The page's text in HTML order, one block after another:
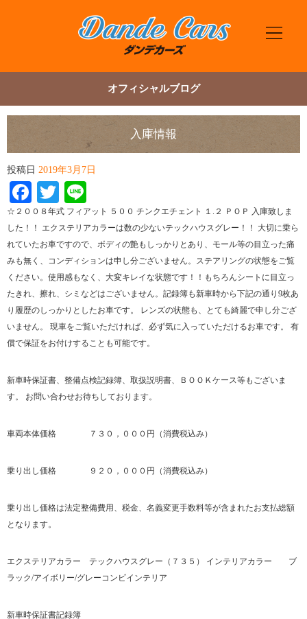
オフィシャルブログ
入庫情報
投稿日 2019年3月7日
Facebook
Twitter
☆２００８年式 フィアット ５００ チンクエチェント １.２ ＰＯＰ 入庫致しま
した！！ エクステリアカラーは数の少ないテックハウスグレー！！ 大切に乗ら
れていたお車ですので、ボディの艶もしっかりとあり、モール等の目立った痛
みも無く、コンディションは申し分ございません。ステアリングの状態をご覧
ください。使用感もなく、大変キレイな状態です！！もちろんシートに目立っ
たきれ、擦れ、シミなどはございません。記録簿も新車時から下記の通り9枚あ
り履歴のしっかりとしたお車です。 レンズの状態も、とても綺麗で申し分ござ
いません。 現車をご覧いただければ、必ず気に入っていただけるお車です。 有
償で保証をお付けすることも可能です。
新車時保証書、整備点検記録簿、取扱説明書、ＢＯＯＫケース等もございま
す。 お問い合わせお待ちしております。
車両本体価格 ７３０，０００円（消費税込み）
乗り出し価格 ９２０，０００円（消費税込み）
乗り出し価格は法定整備費用、税金、名義変更手数料等が含まれたお支払総額
となります。
エクステリアカラー テックハウスグレー（７３５） インテリアカラー ブ
ラック/アイボリー/グレーコンビインテリア
新車時保証書記録簿